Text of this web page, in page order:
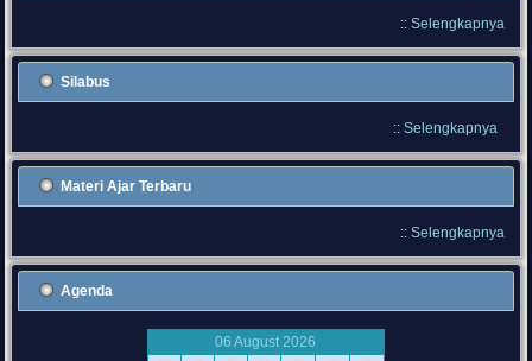
:: Selengkapnya
Silabus
:: Selengkapnya
Materi Ajar Terbaru
:: Selengkapnya
Agenda
06 August 2026